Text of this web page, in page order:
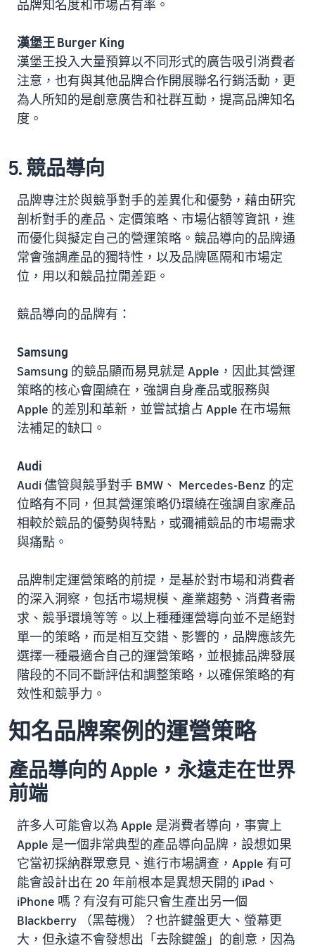
品牌知名度和市場占有率。
漢堡王 Burger King
漢堡王投入大量預算以不同形式的廣告吸引消費者
注意，也有與其他品牌合作開展聯名行銷活動，更
為人所知的是創意廣告和社群互動，提高品牌知名
度。
5. 競品導向
品牌專注於與競爭對手的差異化和優勢，藉由研究
剖析對手的產品、定價策略、市場佔額等資訊，進
而優化與擬定自己的營運策略。競品導向的品牌通
常會強調產品的獨特性，以及品牌區隔和市場定
位，用以和競品拉開差距。
競品導向的品牌有：
Samsung
Samsung 的競品顯而易見就是 Apple，因此其營運
策略的核心會圍繞在，強調自身產品或服務與
Apple 的差別和革新，並嘗試搶占 Apple 在市場無
法補足的缺口。
Audi
Audi 儘管與競爭對手 BMW、 Mercedes-Benz 的定
位略有不同，但其營運策略仍環繞在強調自家產品
相較於競品的優勢與特點，或彌補競品的市場需求
與痛點。
品牌制定運營策略的前提，是基於對市場和消費者
的深入洞察，包括市場規模、產業趨勢、消費者需
求、競爭環境等等。以上種種運營導向並不是絕對
單一的策略，而是相互交錯、影響的，品牌應該先
選擇一種最適合自己的運營策略，並根據品牌發展
階段的不同不斷評估和調整策略，以確保策略的有
效性和競爭力。
知名品牌案例的運營策略
產品導向的 Apple，永遠走在世界
前端
許多人可能會以為 Apple 是消費者導向，事實上
Apple 是一個非常典型的產品導向品牌，設想如果
它當初採納群眾意見、進行市場調查，Apple 有可
能會設計出在 20 年前根本是異想天開的 iPad、
iPhone 嗎？有沒有可能只會生產出另一個
Blackberry （黑莓機）？也許鍵盤更大、螢幕更
大，但永遠不會發想出「去除鍵盤」的創意，因為